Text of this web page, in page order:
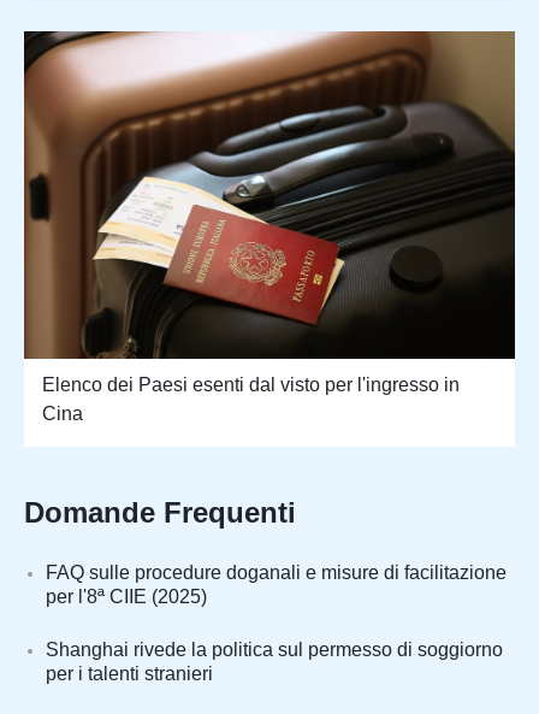
Elenco dei Paesi esenti dal visto per l'ingresso in
Cina
Domande Frequenti
FAQ sulle procedure doganali e misure di facilitazione
per l'8ª CIIE (2025)
Shanghai rivede la politica sul permesso di soggiorno
per i talenti stranieri